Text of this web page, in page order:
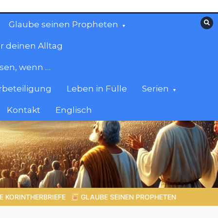
Glaube seinen Propheten
deinen Alltag
wenn …
Leben in Fülle Serien
Kontakt Englisch
| Bibelstudium | 07.08.2026 | Hiob | Kap.42 – Das